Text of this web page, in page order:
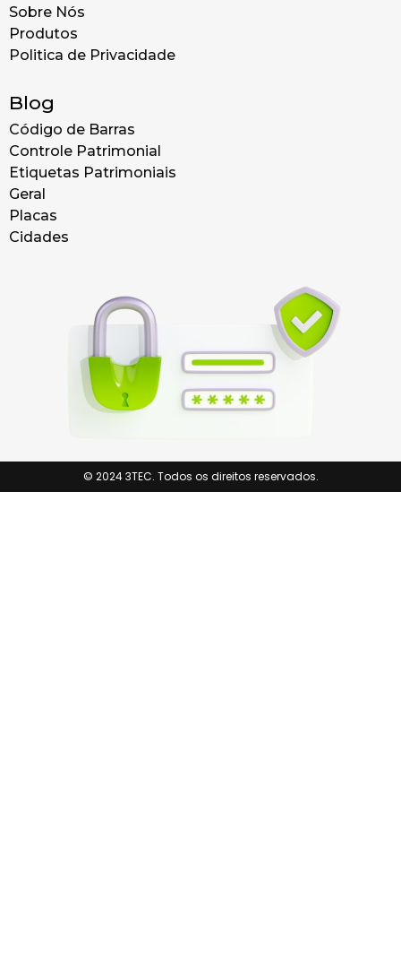
Sobre Nós
Produtos
Politica de Privacidade
Blog
Código de Barras
Controle Patrimonial
Etiquetas Patrimoniais
Geral
Placas
Cidades
© 2024 3TEC. Todos os direitos reservados.